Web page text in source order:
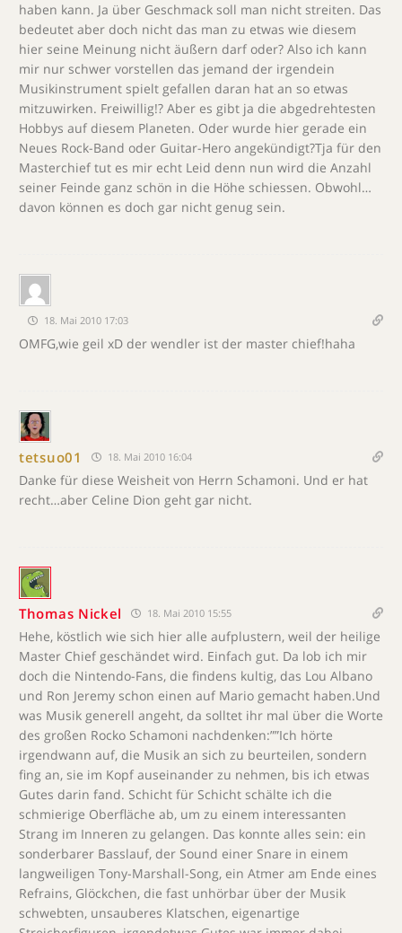
haben kann. Ja über Geschmack soll man nicht streiten. Das
bedeutet aber doch nicht das man zu etwas wie diesem
hier seine Meinung nicht äußern darf oder? Also ich kann
mir nur schwer vorstellen das jemand der irgendein
Musikinstrument spielt gefallen daran hat an so etwas
mitzuwirken. Freiwillig!? Aber es gibt ja die abgedrehtesten
Hobbys auf diesem Planeten. Oder wurde hier gerade ein
Neues Rock-Band oder Guitar-Hero angekündigt?Tja für den
Masterchief tut es mir echt Leid denn nun wird die Anzahl
seiner Feinde ganz schön in die Höhe schiessen. Obwohl…
davon können es doch gar nicht genug sein.
18. Mai 2010 17:03
OMFG,wie geil xD der wendler ist der master chief!haha
tetsuo01 18. Mai 2010 16:04
Danke für diese Weisheit von Herrn Schamoni. Und er hat
recht…aber Celine Dion geht gar nicht.
Thomas Nickel 18. Mai 2010 15:55
Hehe, köstlich wie sich hier alle aufplustern, weil der heilige
Master Chief geschändet wird. Einfach gut. Da lob ich mir
doch die Nintendo-Fans, die findens kultig, das Lou Albano
und Ron Jeremy schon einen auf Mario gemacht haben.Und
was Musik generell angeht, da solltet ihr mal über die Worte
des großen Rocko Schamoni nachdenken:””Ich hörte
irgendwann auf, die Musik an sich zu beurteilen, sondern
fing an, sie im Kopf auseinander zu nehmen, bis ich etwas
Gutes darin fand. Schicht für Schicht schälte ich die
schmierige Oberfläche ab, um zu einem interessanten
Strang im Inneren zu gelangen. Das konnte alles sein: ein
sonderbarer Basslauf, der Sound einer Snare in einem
langweiligen Tony-Marshall-Song, ein Atmer am Ende eines
Refrains, Glöckchen, die fast unhörbar über der Musik
schwebten, unsauberes Klatschen, eigenartige